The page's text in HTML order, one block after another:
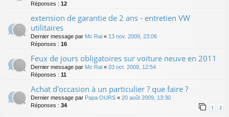
Réponses : 12
extension de garantie de 2 ans - entretien VW
utilitaires
Dernier message par Mc Rai « 13 nov. 2009, 23:06
Réponses : 16
Feux de jours obligatoires sur voiture neuve en 2011
Dernier message par Mc Rai « 03 oct. 2009, 12:54
Réponses : 11
Achat d'occasion à un particulier ? que faire ?
Dernier message par Papa OURS « 20 août 2009, 13:30
Réponses : 34 1 2